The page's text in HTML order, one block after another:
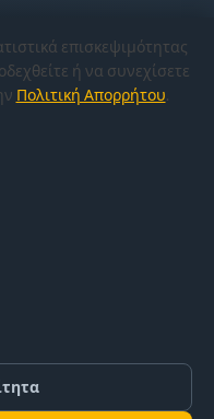
τις
μας.
All
Ver: 8.6
Ρυθμίσεις Cookies
επισκεψιμότητας
ή να συνεχίσετε
Πολιτική Απορρήτου.